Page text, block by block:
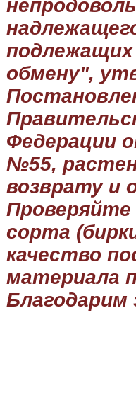
обмену",
Федерации
№55,
возврату и
Проверяйте
сорта
качество
материала
Благодарим